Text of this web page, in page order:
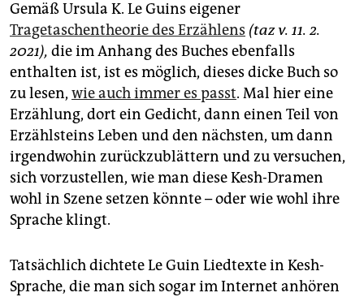
Gemäß Ursula K. Le Guins eigener
Tragetaschentheorie des Erzählens (taz v. 11. 2.
2021), die im Anhang des Buches ebenfalls
enthalten ist, ist es möglich, dieses dicke Buch so
zu lesen, wie auch immer es passt. Mal hier eine
Erzählung, dort ein Gedicht, dann einen Teil von
Erzählsteins Leben und den nächsten, um dann
irgendwohin zurückzublättern und zu versuchen,
sich vorzustellen, wie man diese Kesh-Dramen
wohl in Szene setzen könnte – oder wie wohl ihre
Sprache klingt.
Tatsächlich dichtete Le Guin Liedtexte in Kesh-
Sprache, die man sich sogar im Internet anhören